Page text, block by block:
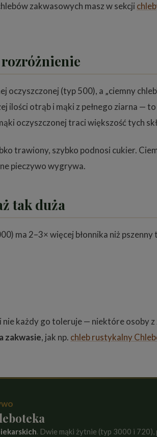
zakwasowych masz w sekcji
oczyszczonej (typ 500), a „ciemny
ilości otrąb i mąki z pełnego ziarna —
oczyszczonej traci większość tych
trawiony, szybko podnosi cukier.
pieczywo wygrywa.
tak duża
ma 2–3× więcej błonnika niż
każdy go toleruje — niektóre osoby z
zakwasie, jak np. chleb rustykalny
. Dwie mąki żytnie (typ 3000 i